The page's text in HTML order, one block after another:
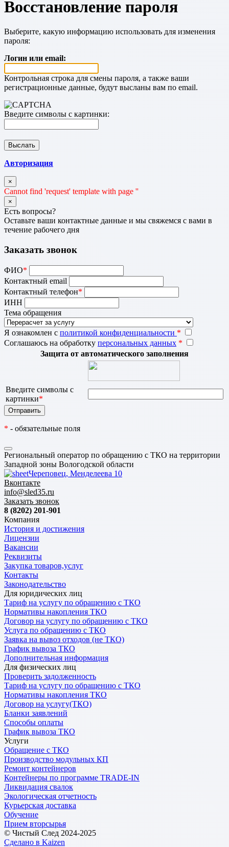
Восстановление пароля
Выберите, какую информацию использовать для изменения
пароля:
Логин или email:
Контрольная строка для смены пароля, а также ваши
регистрационные данные, будут высланы вам по email.
Введите символы с картинки:
Авторизация
×
Cannot find 'request' template with page ''
×
Есть вопросы?
Оставьте ваши контактные данные и мы свяжемся с вами в
течение рабочего дня
Заказать звонок
ФИО*
Контактный email
Контактный телефон*
ИНН
Тема обращения
Я ознакомлен с политикой конфиденциальности *
Соглашаюсь на обработку персональных данных *
Защита от автоматического заполнения
Введите символы с
картинки*
* - обязательные поля
Региональный оператор по обращению с ТКО на территории
Западной зоны Вологодской области
Череповец, Менделеева 10
Вконтакте
info@sled35.ru
Заказать звонок
8 (8202) 201-901
Компания
История и достижения
Лицензии
Вакансии
Реквизиты
Закупка товаров,услуг
Контакты
Законодательство
Для юридических лиц
Тариф на услугу по обращению с ТКО
Нормативы накопления ТКО
Договор на услугу по обращению с ТКО
Услуга по обращению с ТКО
Заявка на вывоз отходов (не ТКО)
График вывоза ТКО
Дополнительная информация
Для физических лиц
Проверить задолженность
Тариф на услугу по обращению с ТКО
Нормативы накопления ТКО
Договор на услугу(ТКО)
Бланки заявлений
Способы оплаты
График вывоза ТКО
Услуги
Обращение с ТКО
Производство модульных КП
Ремонт контейнеров
Контейнеры по программе TRADE-IN
Ликвидация свалок
Экологическая отчетность
Курьерская доставка
Обучение
Прием вторсырья
© Чистый След 2024-2025
Сделано в Kaizen